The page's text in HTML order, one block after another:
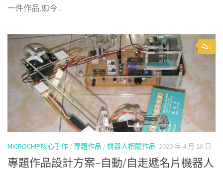
一件作品,如今...
0
MICROCHIP核心手作 /專題作品 /機器人相關作品 2020 年 4 月 26 日
專題作品設計方案–自動/自走遞名片機器人